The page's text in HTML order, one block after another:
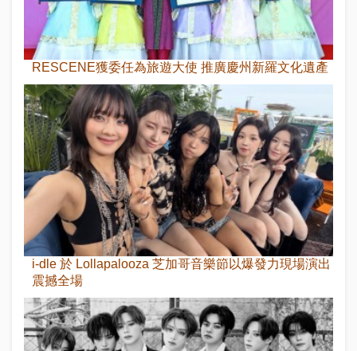
RESCENE獲委任為旅遊大使 推廣慶州新羅文化遺產
i-dle 於 Lollapalooza 芝加哥音樂節以爆發力現場演出
震撼全場